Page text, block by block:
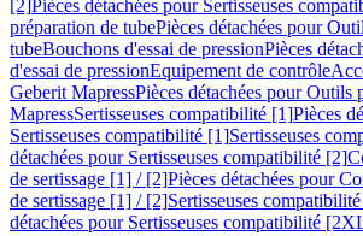
[2]Pièces détachées pour Sertisseuses
préparation de tubePièces détachées pour
tubeBouchons d'essai de pressionPièces
d'essai de pressionEquipement de contrôle
Geberit MapressPièces détachées pour Outils
MapressSertisseuses compatibilité [1]Pièces
Sertisseuses compatibilité [1]Sertisseuses
détachées pour Sertisseuses compatibilité [2]
de sertissage [1] / [2]Pièces détachées pour
de sertissage [1] / [2]Sertisseuses
détachées pour Sertisseuses compatibilité